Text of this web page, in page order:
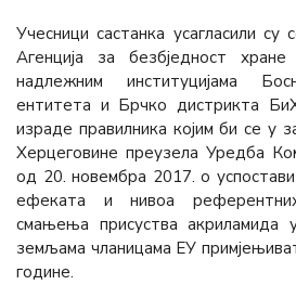
Учесници састанка усагласили су
Агенција за безбједност
надлежним институцијама
ентитета и Брчко дистрикта
израде правилника којим би се у
Херцеговине преузела Уредба
од 20. новембра 2017. о
ефеката и нивоа
смањења присуства акриламида
земљама чланицама ЕУ
године.